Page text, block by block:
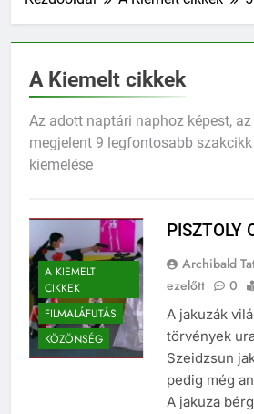
A Kiemelt cikkek
Az adott naptári naphoz képest,
megjelent 9 legfontosabb
kiemelése
A KIEMELT
CIKKEK
FILMALÁFUTÁS
KÖZÖNSÉG
PISZTOLY
Archibald
ezelőtt
0
A jakuzák
törvények
Szeidzsun
pedig még
A jakuza